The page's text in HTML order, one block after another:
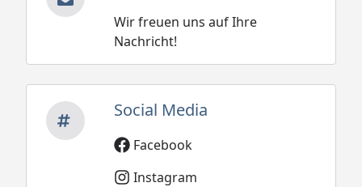
Wir freuen uns auf Ihre
Nachricht!
Social Media
Facebook
Instagram